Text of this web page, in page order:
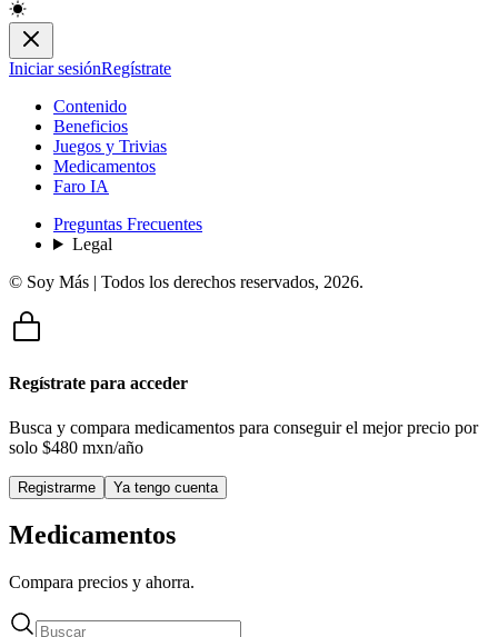
Iniciar sesiónRegístrate
Contenido
Beneficios
Juegos y Trivias
Medicamentos
Faro IA
Preguntas Frecuentes
Legal
© Soy Más | Todos los derechos reservados, 2026.
Regístrate para acceder
Busca y compara medicamentos para conseguir el mejor precio por
solo $480 mxn/año
Registrarme Ya tengo cuenta
Medicamentos
Compara precios y ahorra.